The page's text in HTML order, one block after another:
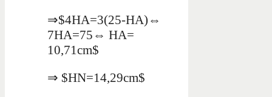
⇒$4HA=3(25-HA)⇔
7HA=75⇔ HA=
10,71cm$
⇒ $HN=14,29cm$